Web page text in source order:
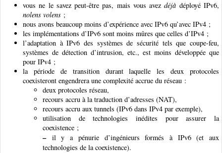
vous ne le savez peut-être pas, mais vous avezdéjà déployé IPv6,
nolens volens ;
nous avons beaucoup moins d’expérience avec IPv6 qu’avec IPv4 ;
les implémentations d’IPv6 sont moins mûres que celles d’IPv4 ;
l’adaptation à IPv6 des systèmes de sécurité tels que coupe-feu,
systèmes de détection d’intrusion, etc., est moins développée que
pour IPv4 ;
la période de transition durant laquelle les deux protocoles
coexisteront engendrera une complexité accrue du réseau :
deux protocoles réseau,
recours accru à la traduction d’adresses (NAT),
recours accru aux tunnels (IPv6 dans IPv4 par exemple),
utilisation de technologies inédites pour assurer la
coexistence ;
–il y a pénurie d’ingénieurs formés à IPv6 (et aux
technologies de la coexistence).